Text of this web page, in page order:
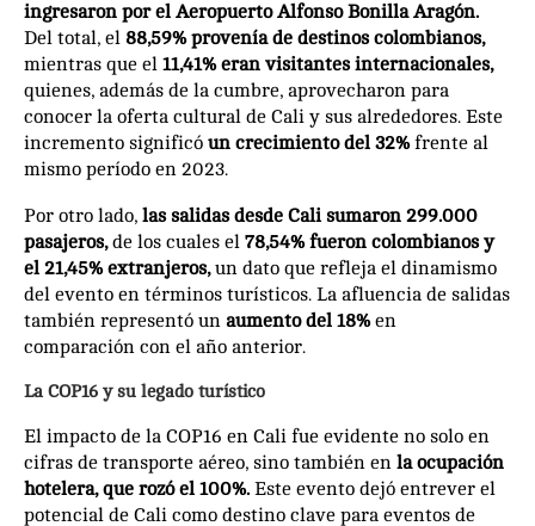
ingresaron por el Aeropuerto Alfonso Bonilla Aragón.
Del total, el 88,59% provenía de destinos colombianos,
mientras que el 11,41% eran visitantes internacionales,
quienes, además de la cumbre, aprovecharon para
conocer la oferta cultural de Cali y sus alrededores. Este
incremento significó un crecimiento del 32%frente al
mismo período en 2023.
Por otro lado, las salidas desde Cali sumaron 299.000
pasajeros,de los cuales el 78,54% fueron colombianos y
el 21,45% extranjeros,un dato que refleja el dinamismo
del evento en términos turísticos. La afluencia de salidas
también representó un aumento del 18%en
comparación con el año anterior.
La COP16 y su legado turístico
El impacto de la COP16 en Cali fue evidente no solo en
cifras de transporte aéreo, sino también en la ocupación
hotelera, que rozó el 100%. Este evento dejó entrever el
potencial de Cali como destino clave para eventos de